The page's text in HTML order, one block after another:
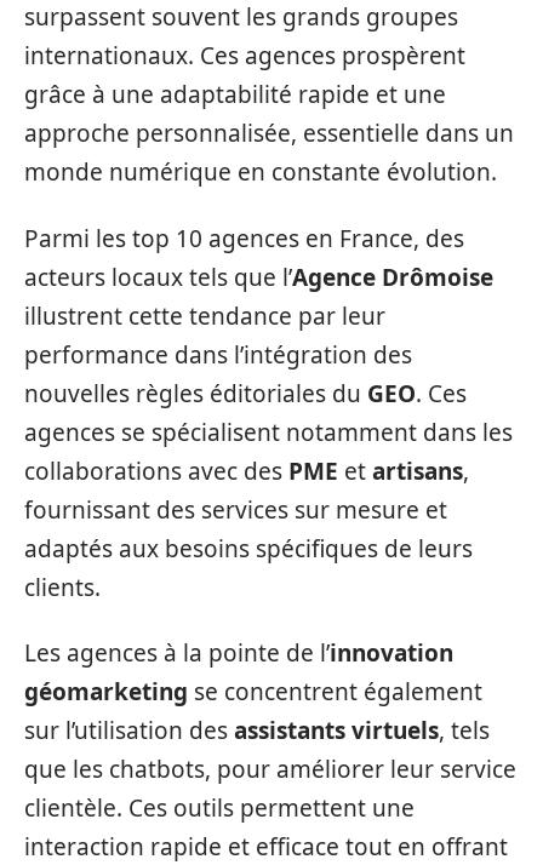
surpassent souvent les grands groupes
internationaux. Ces agences prospèrent
grâce à une adaptabilité rapide et une
approche personnalisée, essentielle dans un
monde numérique en constante évolution.
Parmi les top 10 agences en France, des
acteurs locaux tels que l’Agence Drômoise
illustrent cette tendance par leur
performance dans l’intégration des
nouvelles règles éditoriales du GEO. Ces
agences se spécialisent notamment dans les
collaborations avec des PME etartisans,
fournissant des services sur mesure et
adaptés aux besoins spécifiques de leurs
clients.
Les agences à la pointe de l’innovation
géomarketing se concentrent également
sur l’utilisation desassistants virtuels, tels
que les chatbots, pour améliorer leur service
clientèle. Ces outils permettent une
interaction rapide et efficace tout en offrant